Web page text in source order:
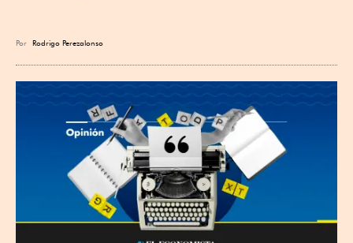
Por Rodrigo Perezalonso